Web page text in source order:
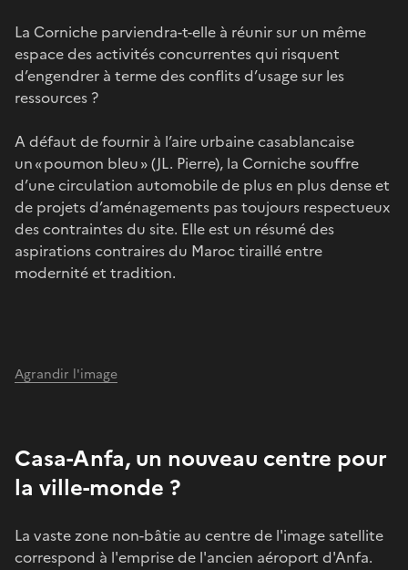
La Corniche parviendra-t-elle à réunir sur un même
espace des activités concurrentes qui risquent
d’engendrer à terme des conflits d’usage sur les
ressources ?
A défaut de fournir à l’aire urbaine casablancaise
un « poumon bleu » (JL. Pierre), la Corniche souffre
d’une circulation automobile de plus en plus dense et
de projets d’aménagements pas toujours respectueux
des contraintes du site. Elle est un résumé des
aspirations contraires du Maroc tiraillé entre
modernité et tradition.
Agrandir l'image
Casa-Anfa, un nouveau centre pour
la ville-monde ?
La vaste zone non-bâtie au centre de l'image satellite
correspond à l'emprise de l'ancien aéroport d'Anfa.